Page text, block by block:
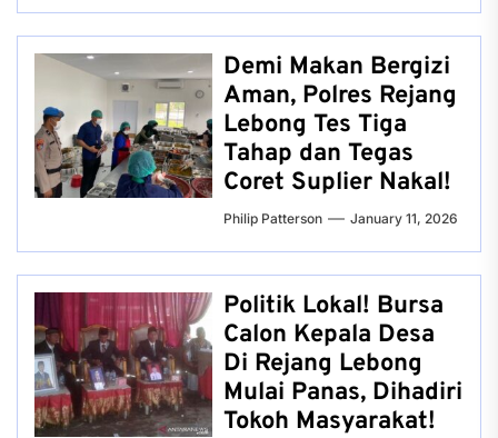
Demi Makan Bergizi
Aman, Polres Rejang
Lebong Tes Tiga
Tahap dan Tegas
Coret Suplier Nakal!
Philip Patterson January 11, 2026
Politik Lokal! Bursa
Calon Kepala Desa
Di Rejang Lebong
Mulai Panas, Dihadiri
Tokoh Masyarakat!